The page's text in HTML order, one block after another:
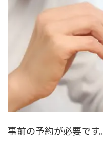
事前の予約が必要です。